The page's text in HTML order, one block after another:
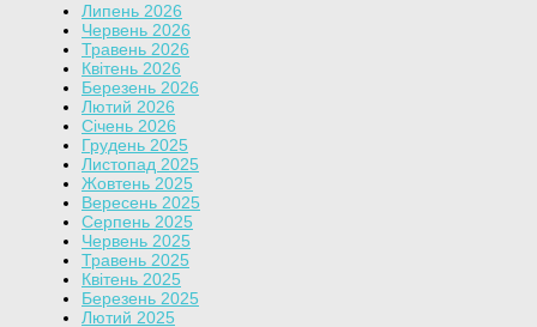
Липень 2026
Червень 2026
Травень 2026
Квітень 2026
Березень 2026
Лютий 2026
Січень 2026
Грудень 2025
Листопад 2025
Жовтень 2025
Вересень 2025
Серпень 2025
Червень 2025
Травень 2025
Квітень 2025
Березень 2025
Лютий 2025